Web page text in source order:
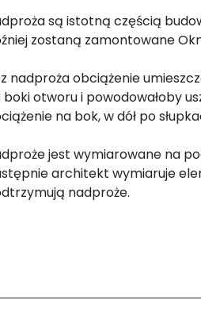
są istotną częścią
zostaną zamontowane
nadproża obciążenie
boki otworu i powodowałoby
na bok, w dół po
jest wymiarowane na
architekt wymiaruje
nadproże.